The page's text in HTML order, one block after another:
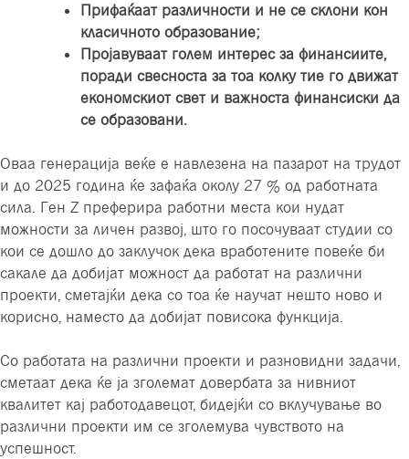
Прифаќаат различности и не се склони кон
класичното образование;
Пројавуваат голем интерес за финансиите,
поради свесноста за тоа колку тие го движат
економскиот свет и важноста финансиски да
се образовани.
Оваа генерација веќе е навлезена на пазарот на трудот
и до 2025 година ќе зафаќа околу 27 % од работната
сила. Ген Z преферира работни места кои нудат
можности за личен развој, што го посочуваат студии со
кои се дошло до заклучок дека вработените повеќе би
сакале да добијат можност да работат на различни
проекти, сметајќи дека со тоа ќе научат нешто ново и
корисно, наместо да добијат повисока функција.
Со работата на различни проекти и разновидни задачи,
сметаат дека ќе ја зголемат довербата за нивниот
квалитет кај работодавецот, бидејќи со вклучување во
различни проекти им се зголемува чувството на
успешност.